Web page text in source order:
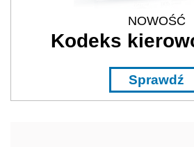
NOWOŚĆ
Kodeks
Sprawdź